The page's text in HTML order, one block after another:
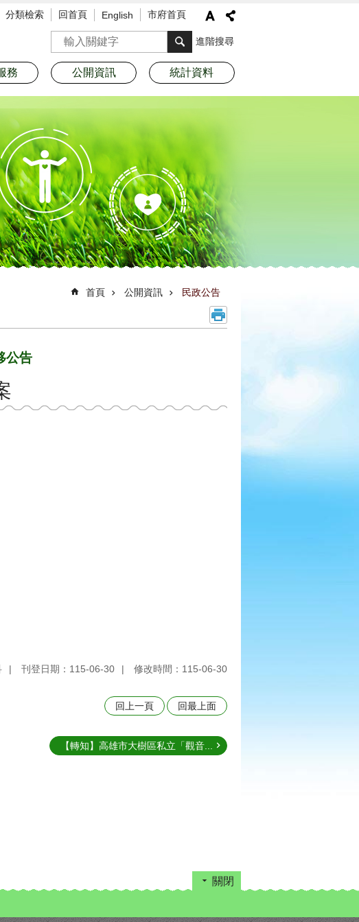
分類檢索 回首頁 English 市府首頁
搜尋 進階搜尋
務 公開資訊 統計資料
首頁 公開資訊 民政公告
公告
刊登日期：115-06-30 修改時間：115-06-30
回上一頁 回最上面
【轉知】高雄市大樹區私立「觀音...
關閉